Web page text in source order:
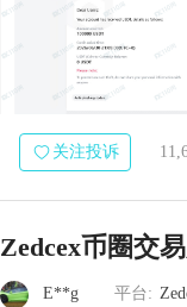
关注投诉
Zedcex币圈交
E**g 平台: